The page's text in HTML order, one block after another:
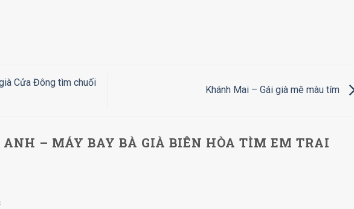
Cửa Đông tìm chuối
Khánh Mai – Gái già mê màu tím
– MÁY BAY BÀ GIÀ BIÊN HÒA TÌM EM TRAI